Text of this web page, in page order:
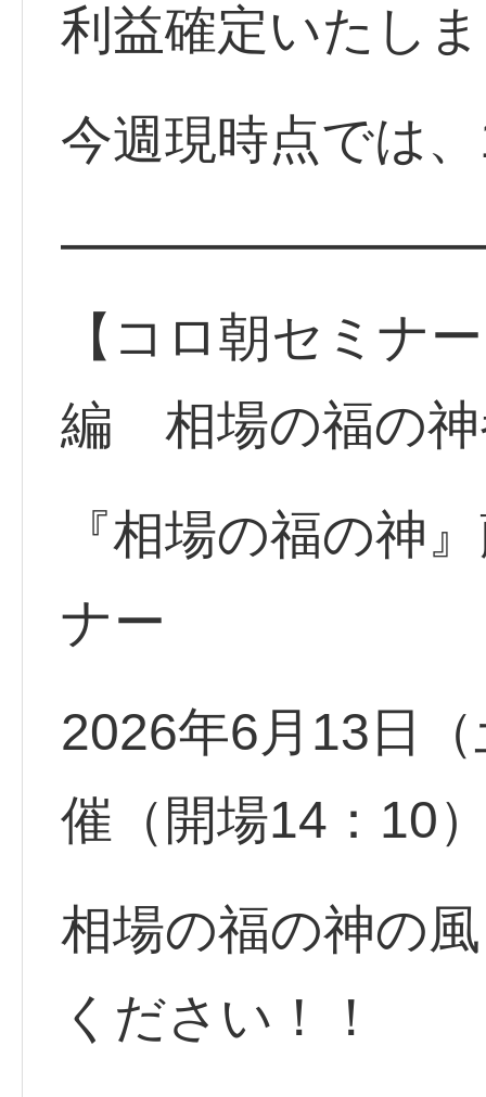
利益確定いたし
今週現時点では
【コロ朝セミナ
編 相場の福の神
『相場の福の神
ナー
2026年6月13日
催（開場14：10
相場の福の神の
ください！！